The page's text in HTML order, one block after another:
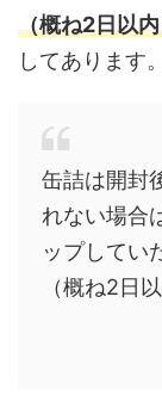
（概ね2日以
してあります。
缶詰は開封
れない場合
ップしてい
（概ね2日